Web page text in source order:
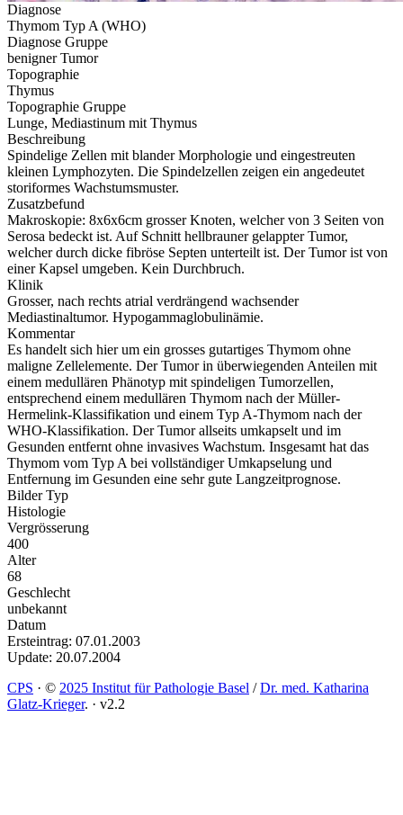
Diagnose
Thymom Typ A (WHO)
Diagnose Gruppe
benigner Tumor
Topographie
Thymus
Topographie Gruppe
Lunge, Mediastinum mit Thymus
Beschreibung
Spindelige Zellen mit blander Morphologie und eingestreuten
kleinen Lymphozyten. Die Spindelzellen zeigen ein angedeutet
storiformes Wachstumsmuster.
Zusatzbefund
Makroskopie: 8x6x6cm grosser Knoten, welcher von 3 Seiten von
Serosa bedeckt ist. Auf Schnitt hellbrauner gelappter Tumor,
welcher durch dicke fibröse Septen unterteilt ist. Der Tumor ist von
einer Kapsel umgeben. Kein Durchbruch.
Klinik
Grosser, nach rechts atrial verdrängend wachsender
Mediastinaltumor. Hypogammaglobulinämie.
Kommentar
Es handelt sich hier um ein grosses gutartiges Thymom ohne
maligne Zellelemente. Der Tumor in überwiegenden Anteilen mit
einem medullären Phänotyp mit spindeligen Tumorzellen,
entsprechend einem medullären Thymom nach der Müller-
Hermelink-Klassifikation und einem Typ A-Thymom nach der
WHO-Klassifikation. Der Tumor allseits umkapselt und im
Gesunden entfernt ohne invasives Wachstum. Insgesamt hat das
Thymom vom Typ A bei vollständiger Umkapselung und
Entfernung im Gesunden eine sehr gute Langzeitprognose.
Bilder Typ
Histologie
Vergrösserung
400
Alter
68
Geschlecht
unbekannt
Datum
Ersteintrag: 07.01.2003
Update: 20.07.2004
CPS · © 2025 Institut für Pathologie Basel /Dr. med. Katharina
Glatz-Krieger. · v2.2